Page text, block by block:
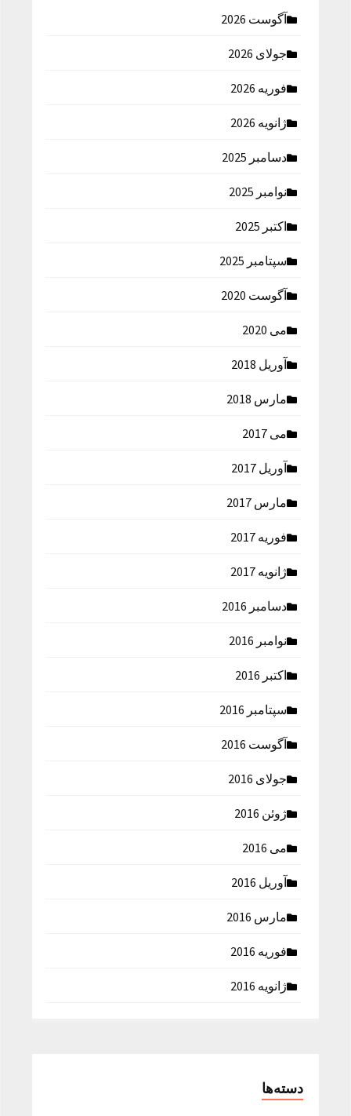
آگوست 2026
جولای 2026
فوریه 2026
ژانویه 2026
دسامبر 2025
نوامبر 2025
اکتبر 2025
سپتامبر 2025
آگوست 2020
می 2020
آوریل 2018
مارس 2018
می 2017
آوریل 2017
مارس 2017
فوریه 2017
ژانویه 2017
دسامبر 2016
نوامبر 2016
اکتبر 2016
سپتامبر 2016
آگوست 2016
جولای 2016
ژوئن 2016
می 2016
آوریل 2016
مارس 2016
فوریه 2016
ژانویه 2016
دسته‌ها